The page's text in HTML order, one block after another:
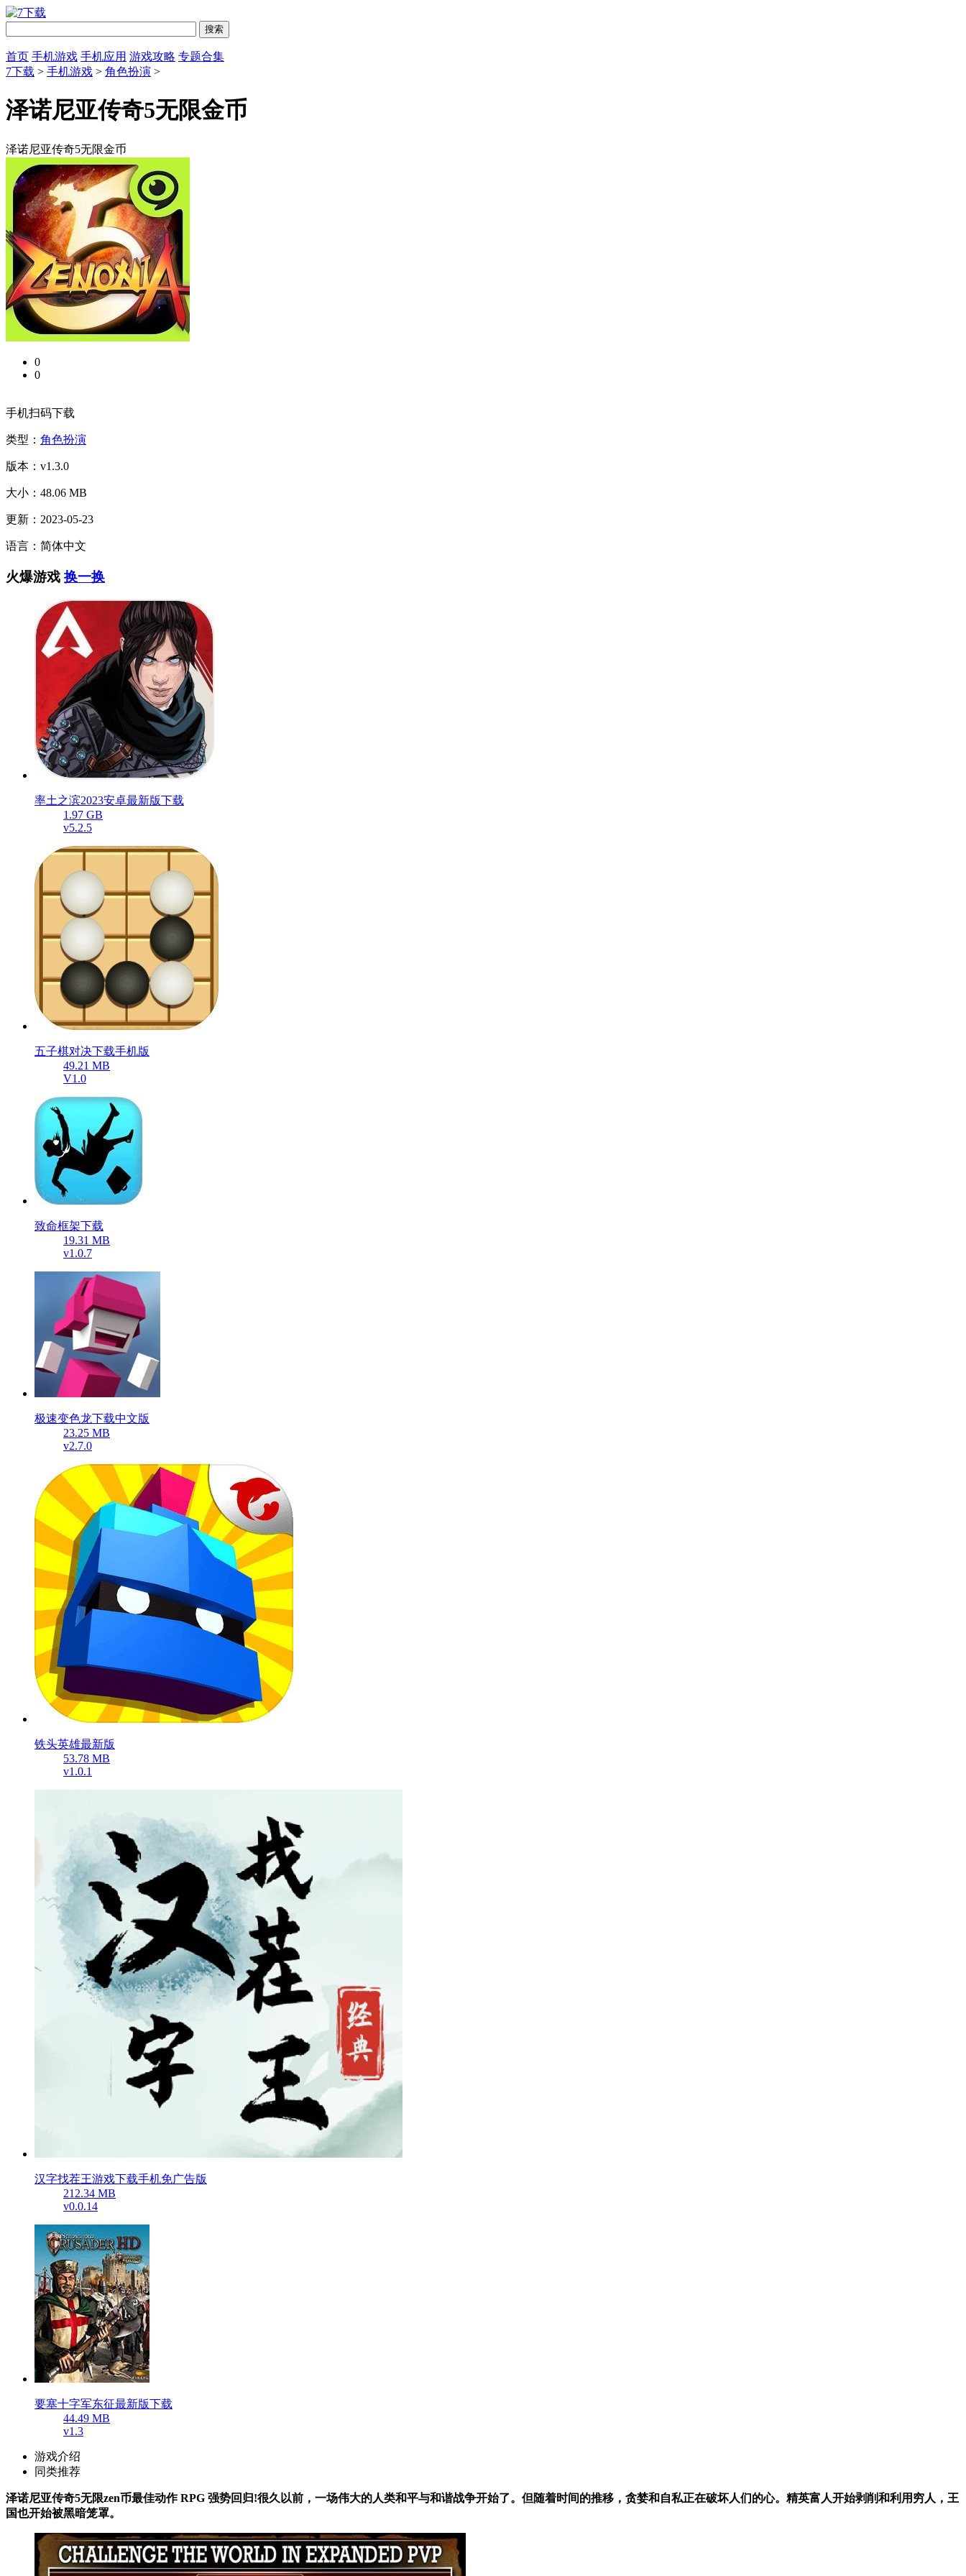
首页 手机游戏 手机应用 游戏攻略 专题合集
7下载 > 手机游戏 > 角色扮演 >
泽诺尼亚传奇5无限金币
泽诺尼亚传奇5无限金币
0
0
手机扫码下载
类型： 角色扮演
版本：v1.3.0
大小：48.06 MB
更新：2023-05-23
语言：简体中文
火爆游戏 换一换
率土之滨2023安卓最新版下载
1.97 GB
v5.2.5
五子棋对决下载手机版
49.21 MB
V1.0
致命框架下载
19.31 MB
v1.0.7
极速变色龙下载中文版
23.25 MB
v2.7.0
铁头英雄最新版
53.78 MB
v1.0.1
汉字找茬王游戏下载手机免广告版
212.34 MB
v0.0.14
要塞十字军东征最新版下载
44.49 MB
v1.3
游戏介绍
同类推荐
泽诺尼亚传奇5无限zen币最佳动作 RPG 强势回归!很久以前，一场伟大的人类和平与和谐战争开始了。但随着时间的推移，贪婪和自私正在破坏人们的心。精英富人开始剥削和利用穷人，王
国也开始被黑暗笼罩。